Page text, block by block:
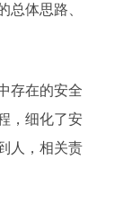
总体思路、
存在的安全
，细化了安
人，相关责